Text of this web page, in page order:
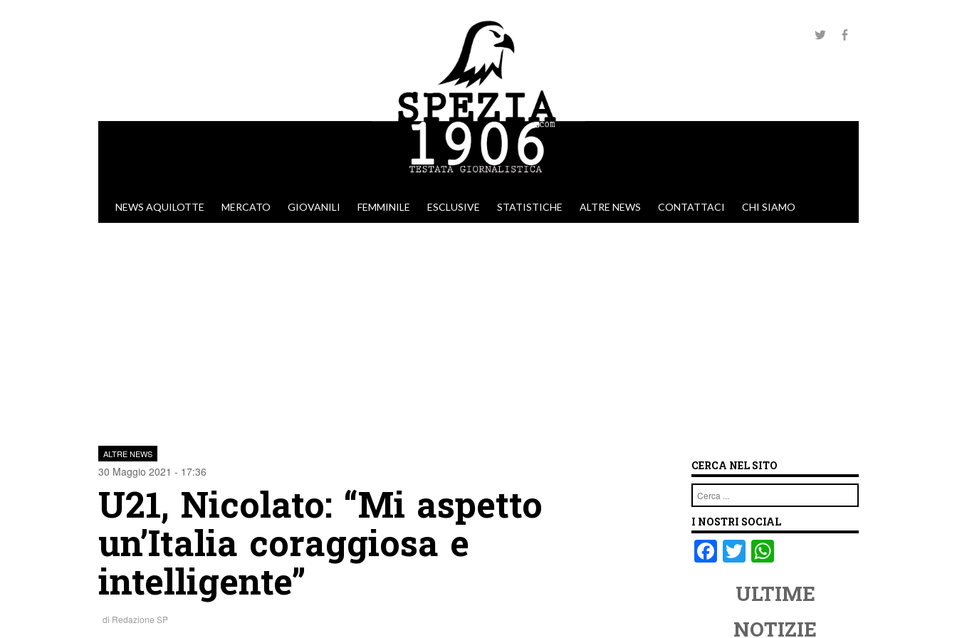
VAI AL CONTENUTO
NEWS AQUILOTTE MERCATO GIOVANILI FEMMINILE ESCLUSIVE STATISTICHE ALTRE NEWS CONTATTACI CHI SIAMO
ALTRE NEWS
30 Maggio 2021 - 17:36
U21, Nicolato: “Mi aspetto
un’Italia coraggiosa e
intelligente”
di Redazione SP
CERCA NEL SITO
Cerca
I NOSTRI SOCIAL
F T
tt
er
at
s
ULTIME
NOTIZIE